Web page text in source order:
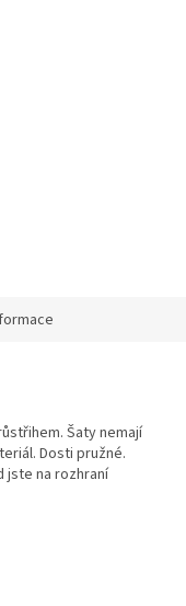
Šaty nemají
Dosti pružné.
jste na rozhraní